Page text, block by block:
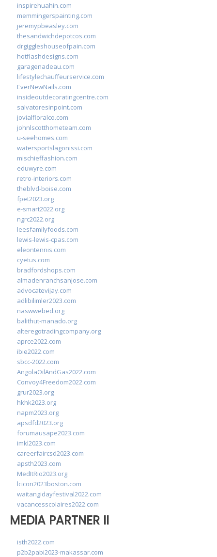
inspirehuahin.com
memmingerspainting.com
jeremypbeasley.com
thesandwichdepotcos.com
drgiggleshouseofpain.com
hotflashdesigns.com
garagenadeau.com
lifestylechauffeurservice.com
EverNewNails.com
insideoutdecoratingcentre.com
salvatoresinpoint.com
jovialfloralco.com
johnlscotthometeam.com
u-seehomes.com
watersportslagonissi.com
mischieffashion.com
eduwyre.com
retro-interiors.com
theblvd-boise.com
fpet2023.org
e-smart2022.org
ngrc2022.org
leesfamilyfoods.com
lewis-lewis-cpas.com
eleontennis.com
cyetus.com
bradfordshops.com
almadenranchsanjose.com
advocatevijay.com
adlibilimler2023.com
naswwebed.org
balithut-manado.org
alteregotradingcompany.org
aprce2022.com
ibie2022.com
sbcc-2022.com
AngolaOilAndGas2022.com
Convoy4Freedom2022.com
grur2023.org
hkhk2023.org
napm2023.org
apsdfd2023.org
forumausape2023.com
imkl2023.com
careerfaircsd2023.com
apsth2023.com
MedItRio2023.org
lcicon2023boston.com
waitangidayfestival2022.com
vacancesscolaires2022.com
MEDIA PARTNER II
isth2022.com
p2b2pabi2023-makassar.com